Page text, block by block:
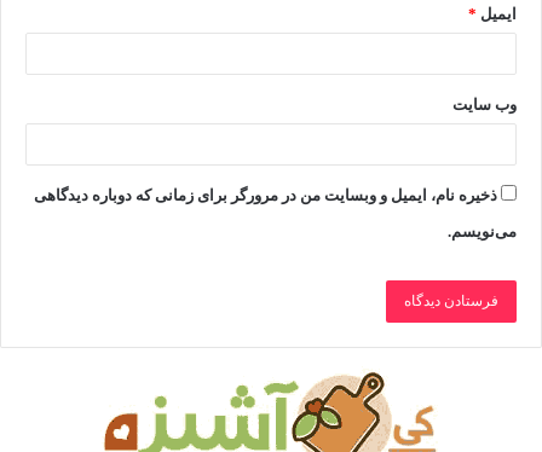
ایمیل *
وب‌ سایت
ذخیره نام، ایمیل و وبسایت من در مرورگر برای زمانی که دوباره دیدگاهی
می‌نویسم.